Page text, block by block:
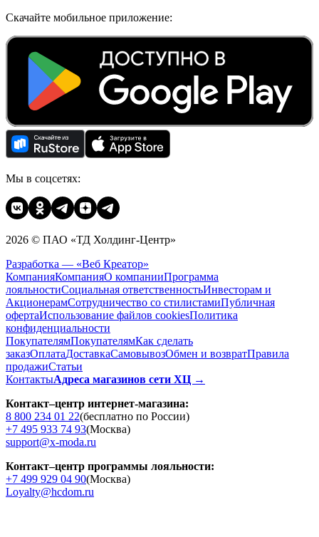
Скачайте мобильное приложение:
Мы в соцсетях:
2026 © ПАО «ТД Холдинг-Центр»
Разработка — «Веб Креатор»
КомпанияКомпанияО компанииПрограмма
лояльностиСоциальная ответственностьИнвесторам и
АкционерамСотрудничество со стилистамиПубличная
офертаИспользование файлов cookiesПолитика
конфиденциальности
ПокупателямПокупателямКак сделать
заказОплатаДоставкаCамовывозОбмен и возвратПравила
продажиСтатьи
КонтактыАдреса магазинов сети ХЦ →
Контакт–центр интернет-магазина:
8 800 234 01 22(бесплатно по России)
+7 495 933 74 93(Москва)
support@x-moda.ru
Контакт–центр программы лояльности:
+7 499 929 04 90(Москва)
Loyalty@hcdom.ru